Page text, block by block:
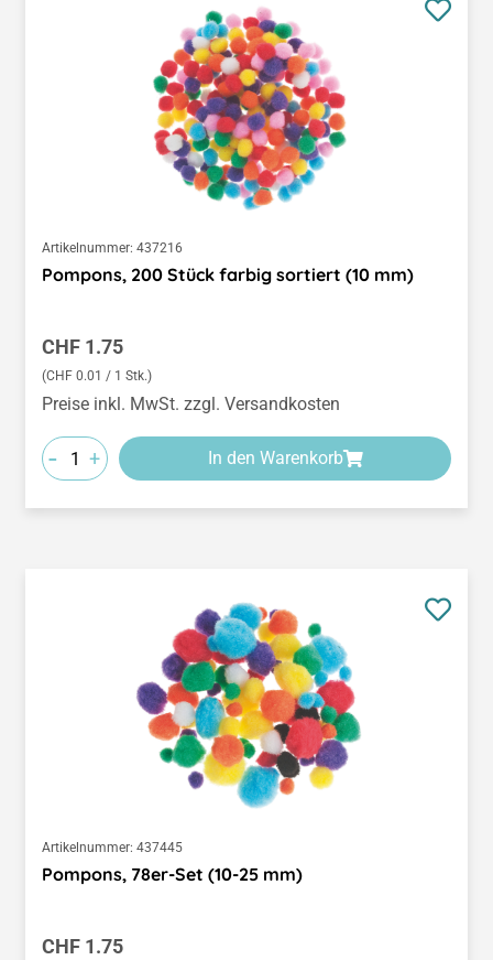
Artikelnummer: 437216
Pompons, 200 Stück farbig sortiert (10 mm)
Regulärer Preis:
CHF 1.75
(CHF 0.01 / 1 Stk.)
Preise inkl. MwSt. zzgl. Versandkosten
- + In den Warenkorb
Artikelnummer: 437445
Pompons, 78er-Set (10-25 mm)
Regulärer Preis:
CHF 1.75